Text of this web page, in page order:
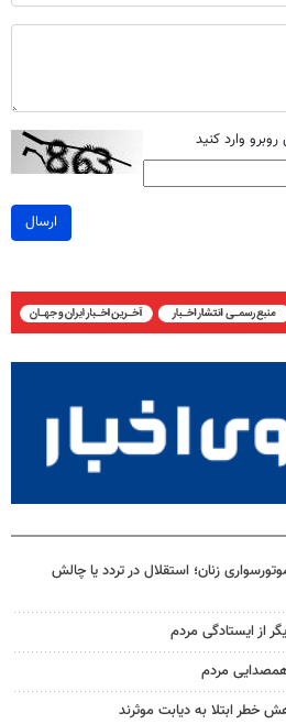
وارد کنید
ارسال
زنان؛ استقلال در تردد یا چالش
از ایستادگی مردم
همصدایی مردم
خطر ابتلا به دیابت موثرند